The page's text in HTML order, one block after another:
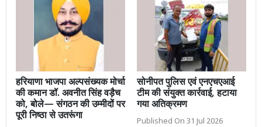
हरियाणा भाजपा अल्पसंख्यक मोर्चा
की कमान डॉ. अवनीत सिंह वड़ैच
को, बोले— संगठन की उम्मीदों पर
पूरी निष्ठा से उतरूंगा
सोनीपत पुलिस एवं एनएचएआई
टीम की संयुक्त कार्रवाई, हटाया
गया अतिक्रमण
Published On 31 Jul 2026